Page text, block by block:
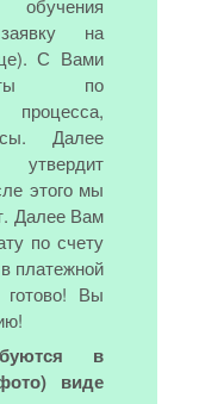
на
С Вами
по
процесса,
Далее
этого мы
Далее Вам
по счету
платежной
готово! Вы
в
виде